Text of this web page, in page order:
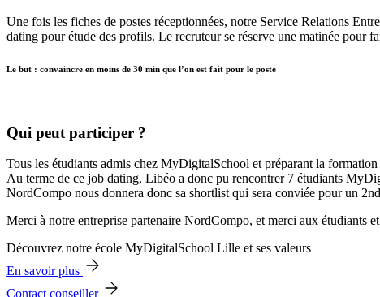
Une fois les fiches de postes réceptionnées, notre Service Relations
dating pour étude des profils. Le recruteur se réserve une matinée pour
Le but : convaincre en moins de 30 min que l’on est fait pour le poste
Qui peut participer ?
Tous les étudiants admis chez MyDigitalSchool et préparant la
Au terme de ce job dating, Libéo a donc pu rencontrer 7 étudiants
NordCompo nous donnera donc sa shortlist qui sera conviée pour un
Merci à notre entreprise partenaire NordCompo, et merci aux étudiants
Découvrez notre école MyDigitalSchool Lille et ses valeurs
En savoir plus
Contact conseiller